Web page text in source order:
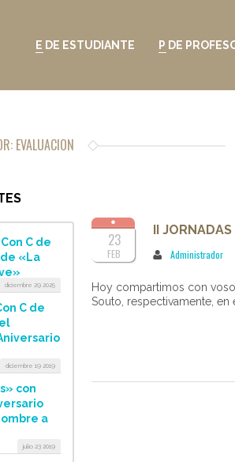
E DE ESTUDIANTE P DE
EVALUACION
C de
«La
diciembre 29 2025
C de
diciembre 19 2019
con
a
julio 23 2019
23
FEB
II
Administrador
Hoy compartimos con
Souto, respectivamente,